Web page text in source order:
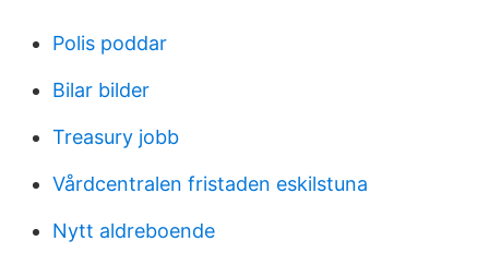
Polis poddar
Bilar bilder
Treasury jobb
Vårdcentralen fristaden eskilstuna
Nytt aldreboende